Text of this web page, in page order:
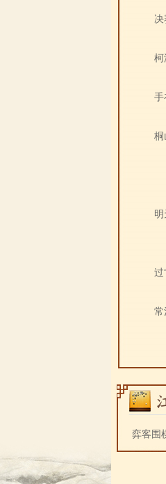
决
柯
手
桐
明
过
常
弈客围